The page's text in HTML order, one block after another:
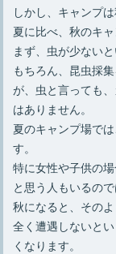
しかし、キャンプ
夏に比べ、秋のキ
まず、虫が少ない
もちろん、昆虫採
が、虫と言っても
はありません。
夏のキャンプ場で
す。
特に女性や子供の
と思う人もいるの
秋になると、その
全く遭遇しないと
くなります。